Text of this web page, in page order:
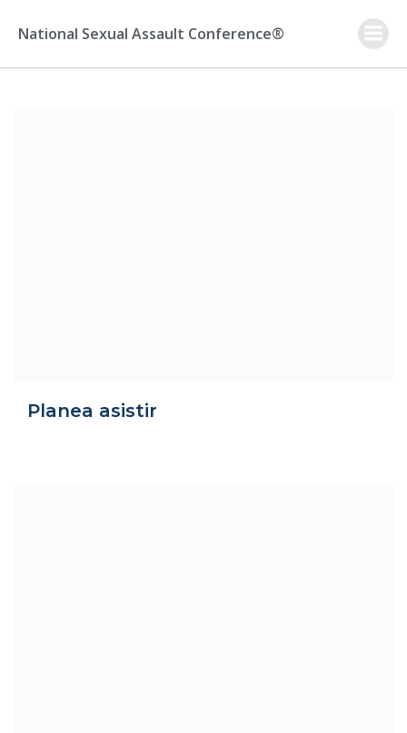
to
National Sexual Assault Conference®
Planea asistir